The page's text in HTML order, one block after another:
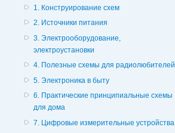
1. Конструирование схем
2. Источники питания
3. Электрооборудование,
электроустановки
4. Полезные схемы для радиолюбителей
5. Электроника в быту
6. Практические принципиальные схемы
для дома
7. Цифровые измерительные устройства